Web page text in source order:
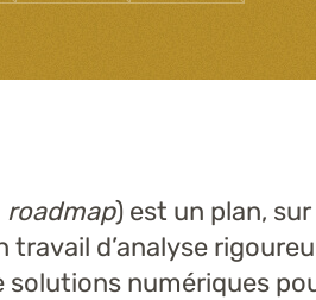
roadmap) est un plan,
travail d’analyse
numériques